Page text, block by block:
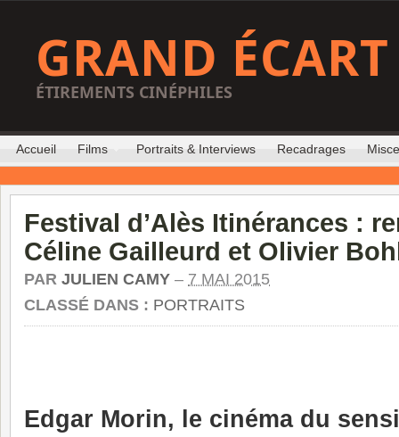
GRAND ÉCART
ÉTIREMENTS CINÉPHILES
Accueil Films Portraits & Interviews Recadrages
Festival d’Alès Itinérances :
Céline Gailleurd et Olivier
PAR JULIEN CAMY – 7 MAI 2015
CLASSÉ DANS : PORTRAITS
Edgar Morin, le cinéma du